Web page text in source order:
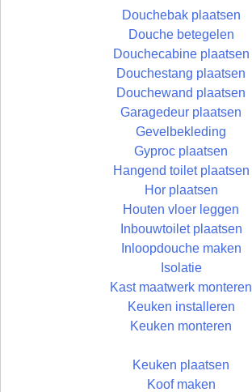
Douchebak plaatsen
Douche betegelen
Douchecabine plaatsen
Douchestang plaatsen
Douchewand plaatsen
Garagedeur plaatsen
Gevelbekleding
Gyproc plaatsen
Hangend toilet plaatsen
Hor plaatsen
Houten vloer leggen
Inbouwtoilet plaatsen
Inloopdouche maken
Isolatie
Kast maatwerk monteren
Keuken installeren
Keuken monteren
Keuken plaatsen
Koof maken